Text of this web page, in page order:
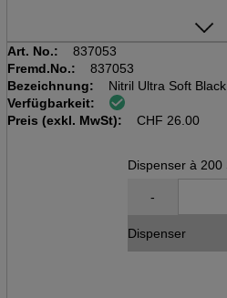
Art. No.:
837053
Fremd.No.:
837053
Bezeichnung:
Nitril Ultra Soft
Dispenser à 200 Stk
AQL 1.5, EN 455,
Verfügbarkeit:
Preis (exkl. MwSt):
CHF 26.00
Dispenser à 200
-
Dispenser